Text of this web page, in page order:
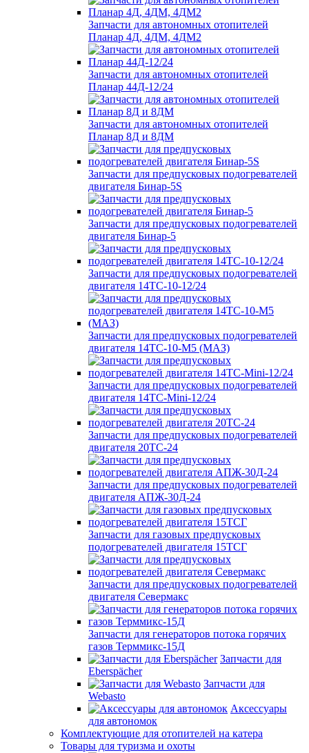
Запчасти для автономных отопителей
Планар 4Д, 4ДМ, 4ДМ2
Запчасти для автономных отопителей
Планар 44Д-12/24
Запчасти для автономных отопителей
Планар 8Д и 8ДМ
Запчасти для предпусковых подогревателей
двигателя Бинар-5S
Запчасти для предпусковых подогревателей
двигателя Бинар-5
Запчасти для предпусковых подогревателей
двигателя 14ТС-10-12/24
Запчасти для предпусковых подогревателей
двигателя 14ТС-10-М5 (МАЗ)
Запчасти для предпусковых подогревателей
двигателя 14ТС-Mini-12/24
Запчасти для предпусковых подогревателей
двигателя 20ТС-24
Запчасти для предпусковых подогревателей
двигателя АПЖ-30Д-24
Запчасти для газовых предпусковых
подогревателей двигателя 15ТСГ
Запчасти для предпусковых подогревателей
двигателя Севермакс
Запчасти для генераторов потока горячих
газов Терммикс-15Д
Запчасти для
Eberspächer
Запчасти для
Webasto
Аксессуары
для автономок
Комплектующие для отопителей на катера
Товары для туризма и охоты